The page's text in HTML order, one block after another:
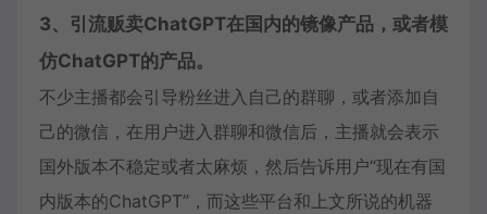
3、引流贩卖ChatGPT在国内的镜像产品，或者模
仿ChatGPT的产品。
不少主播都会引导粉丝进入自己的群聊，或者添加自
己的微信，在用户进入群聊和微信后，主播就会表示
国外版本不稳定或者太麻烦，然后告诉用户“现在有国
内版本的ChatGPT”，而这些平台和上文所说的机器